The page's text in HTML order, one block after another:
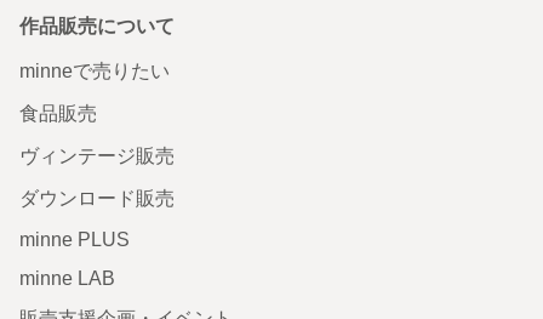
作品販売について
minneで売りたい
食品販売
ヴィンテージ販売
ダウンロード販売
minne PLUS
minne LAB